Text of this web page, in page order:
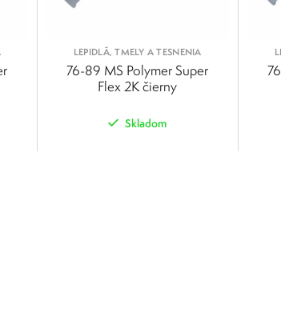
LEPIDLÁ, TMELY A TESNENIA
76-89 MS Polymer Super
Flex 2K čierny
Skladom